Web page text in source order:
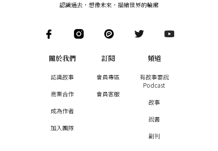
認識過去，想像未來 ， 描繪世界的輪廓
關於我們
認識故事
商業合作
成為作者
加入團隊
訂閱
會員專區
會員客服
頻道
有故事要說
Podcast
故事
說書
副刊